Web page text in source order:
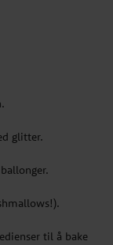
og vil at barna
glitter.
til å bake